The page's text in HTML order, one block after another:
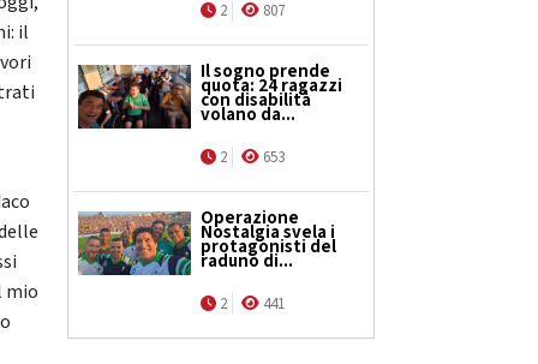
il
mio
2 807
Il sogno prende
quota: 24 ragazzi
con disabilità
volano da...
2 653
Operazione
Nostalgia svela i
protagonisti del
raduno di...
2 441